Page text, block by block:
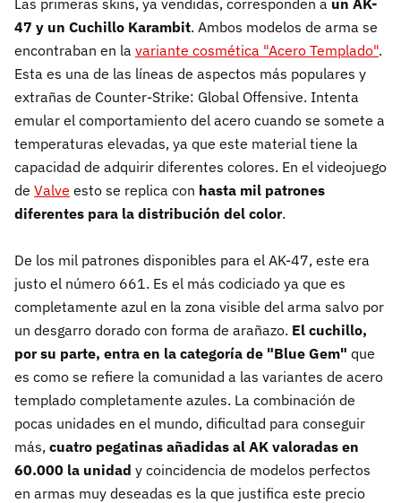
47 y un Cuchillo Karambit. Ambos modelos de arma se
encontraban en la variante cosmética "Acero Templado".
Esta es una de las líneas de aspectos más populares y
extrañas de Counter-Strike: Global Offensive. Intenta
emular el comportamiento del acero cuando se somete a
temperaturas elevadas, ya que este material tiene la
capacidad de adquirir diferentes colores. En el videojuego
de Valve esto se replica con hasta mil patrones
diferentes para la distribución del color.
De los mil patrones disponibles para el AK-47, este era
justo el número 661. Es el más codiciado ya que es
completamente azul en la zona visible del arma salvo por
un desgarro dorado con forma de arañazo. El cuchillo,
por su parte, entra en la categoría de "Blue Gem" que
es como se refiere la comunidad a las variantes de acero
templado completamente azules. La combinación de
pocas unidades en el mundo, dificultad para conseguir
más, cuatro pegatinas añadidas al AK valoradas en
60.000 la unidad y coincidencia de modelos perfectos
en armas muy deseadas es la que justifica este precio